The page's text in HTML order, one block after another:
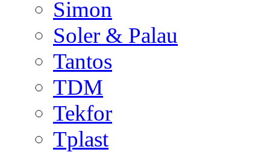
Simon
Soler & Palau
Tantos
TDM
Tekfor
Tplast